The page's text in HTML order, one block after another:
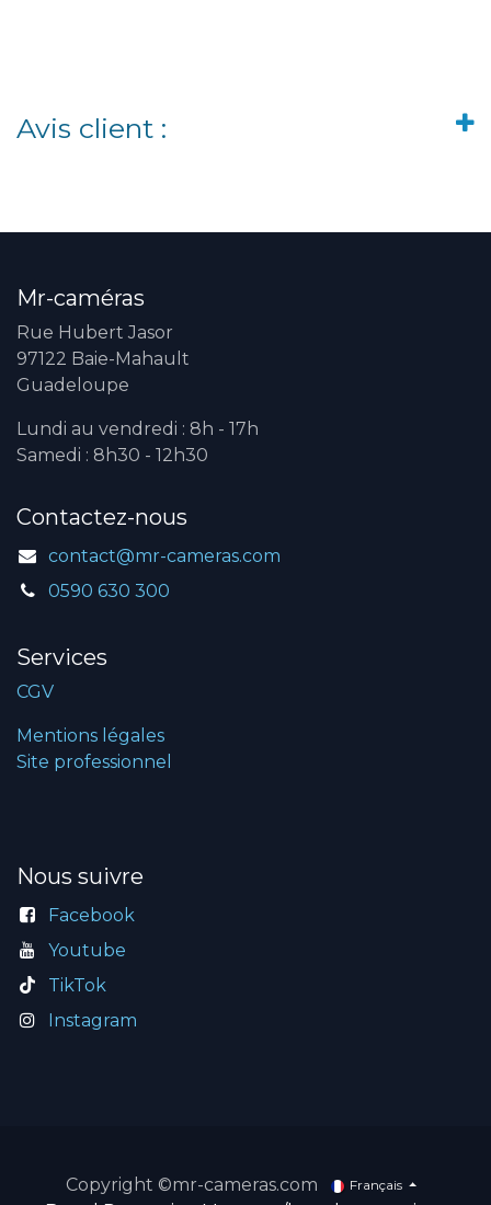
Avis client :
Mr-caméras
Rue Hubert Jasor
97122 Baie-Mahault
Guadeloupe
Lundi au vendredi : 8h - 17h
Samedi : 8h30 - 12h30
Contactez-nous
contact@mr-cameras.com
0590 630 300
Services
CGV
Mentions légales
Site professionnel
Nous suivre
Facebook
Youtube
TikTok
Instagram
Copyright ©mr-cameras.com Français